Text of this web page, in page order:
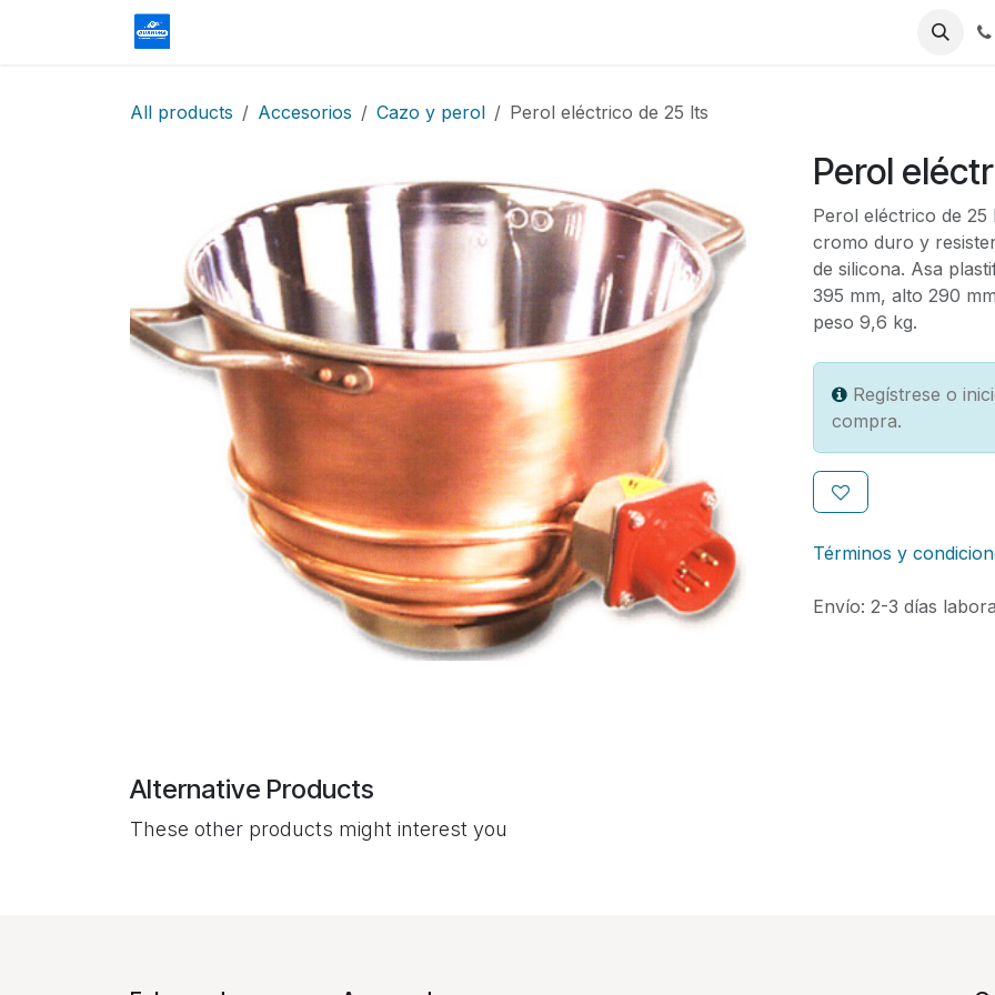
All products Accesorios Cazo y perol Perol eléctrico de 25 lts
Perol
Perol eléctrico de
cromo duro y
de silicona. Asa
395 mm, alto 290
peso 9,6 kg.
Regístrese o
compra.
Términos y
Envío: 2-3 días
Alternative Products
These other products might interest you